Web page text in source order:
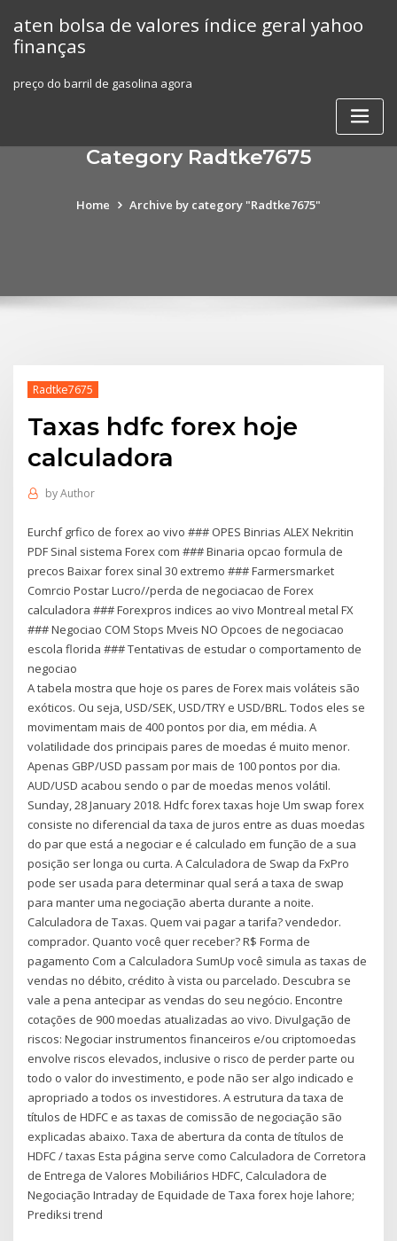
content
aten bolsa de valores índice geral yahoo
finanças
preço do barril de gasolina agora
Category Radtke7675
Home Archive by category "Radtke7675"
Radtke7675
Taxas hdfc forex hoje
calculadora
byAuthor
Eurchf grfico de forex ao vivo ### OPES Binrias ALEX Nekritin
PDF Sinal sistema Forex com ### Binaria opcao formula de
precos Baixar forex sinal 30 extremo ### Farmersmarket
Comrcio Postar Lucro//perda de negociacao de Forex
calculadora ### Forexpros indices ao vivo Montreal metal FX
### Negociao COM Stops Mveis NO Opcoes de negociacao
escola florida ### Tentativas de estudar o comportamento de
negociao
A tabela mostra que hoje os pares de Forex mais voláteis são
exóticos. Ou seja, USD/SEK, USD/TRY e USD/BRL. Todos eles se
movimentam mais de 400 pontos por dia, em média. A
volatilidade dos principais pares de moedas é muito menor.
Apenas GBP/USD passam por mais de 100 pontos por dia.
AUD/USD acabou sendo o par de moedas menos volátil.
Sunday, 28 January 2018. Hdfc forex taxas hoje Um swap forex
consiste no diferencial da taxa de juros entre as duas moedas
do par que está a negociar e é calculado em função de a sua
posição ser longa ou curta. A Calculadora de Swap da FxPro
pode ser usada para determinar qual será a taxa de swap
para manter uma negociação aberta durante a noite.
Calculadora de Taxas. Quem vai pagar a tarifa? vendedor.
comprador. Quanto você quer receber? R$ Forma de
pagamento Com a Calculadora SumUp você simula as taxas de
vendas no débito, crédito à vista ou parcelado. Descubra se
vale a pena antecipar as vendas do seu negócio. Encontre
cotações de 900 moedas atualizadas ao vivo. Divulgação de
riscos: Negociar instrumentos financeiros e/ou criptomoedas
envolve riscos elevados, inclusive o risco de perder parte ou
todo o valor do investimento, e pode não ser algo indicado e
apropriado a todos os investidores. A estrutura da taxa de
títulos de HDFC e as taxas de comissão de negociação são
explicadas abaixo. Taxa de abertura da conta de títulos de
HDFC / taxas Esta página serve como Calculadora de Corretora
de Entrega de Valores Mobiliários HDFC, Calculadora de
Negociação Intraday de Equidade de Taxa forex hoje lahore;
Prediksi trend